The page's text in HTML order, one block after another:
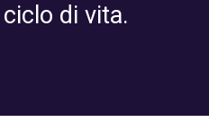
di vita.